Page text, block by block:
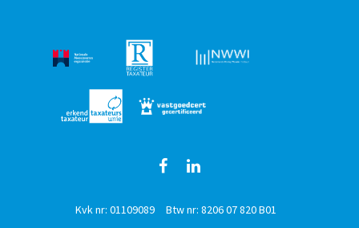
Kvk nr: 01109089 Btw nr: 8206 07 820 B01